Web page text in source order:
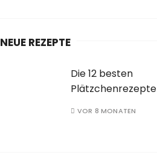
NEUE REZEPTE
Die 12 besten
Plätzchenrezepte
VOR 8 MONATEN